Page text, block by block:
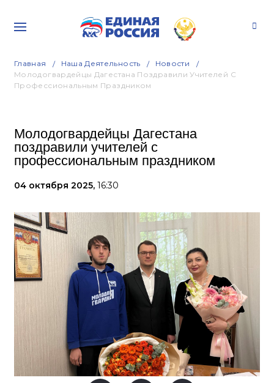
Главная Наша Деятельность
Новости
Молодогвардейцы Дагестана Поздравили Учителей С
Профессиональным Праздником
Молодогвардейцы Дагестана
поздравили учителей с
профессиональным праздником
04 октября 2025, 16:30